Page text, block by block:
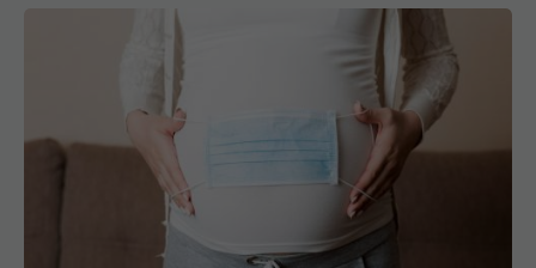
Infecția cu COVID în sarcină, legată de risc dublu
de autism la bebeluși